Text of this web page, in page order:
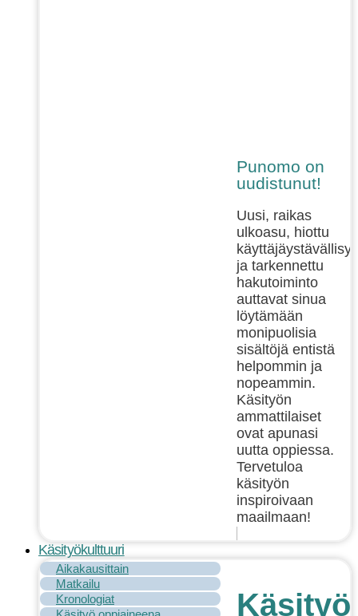
Punomo on
uudistunut!
Uusi, raikas
ulkoasu, hiottu
ja tarkennettu
hakutoiminto
auttavat sinua
löytämään
monipuolisia
sisältöjä entistä
helpommin ja
nopeammin.
Käsityön
ammattilaiset
ovat apunasi
uutta oppiessa.
Tervetuloa
käsityön
inspiroivaan
maailmaan!
Käsityökulttuuri
Aikakausittain
Matkailu
Kronologiat